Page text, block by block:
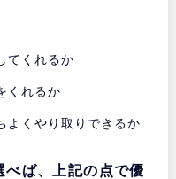
てくれるか
くれるか
よくやり取りできるか
ば、上記の点で優